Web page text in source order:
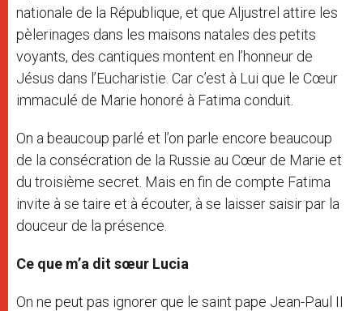
nationale de la République, et que Aljustrel attire les
pèlerinages dans les maisons natales des petits
voyants, des cantiques montent en l’honneur de
Jésus dans l’Eucharistie. Car c’est à Lui que le Cœur
immaculé de Marie honoré à Fatima conduit.
On a beaucoup parlé et l’on parle encore beaucoup
de la consécration de la Russie au Cœur de Marie et
du troisième secret. Mais en fin de compte Fatima
invite à se taire et à écouter, à se laisser saisir par la
douceur de la présence.
Ce que m’a dit sœur Lucia
On ne peut pas ignorer que le saint pape Jean-Paul II